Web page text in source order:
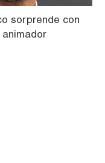
sorprende con